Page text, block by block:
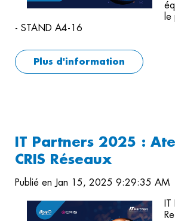
le
- STAND A4-16
Plus d'information
IT Partners 2025 :
CRIS Réseaux
Publié en Jan 15, 2025 9:29:35 AM